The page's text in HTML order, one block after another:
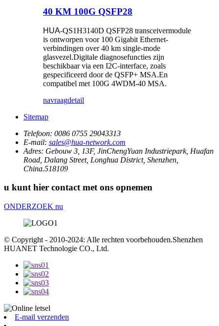
40 KM 100G QSFP28
HUA-QS1H3140D QSFP28 transceivermodule
is ontworpen voor 100 Gigabit Ethernet-
verbindingen over 40 km single-mode
glasvezel.Digitale diagnosefuncties zijn
beschikbaar via een I2C-interface, zoals
gespecificeerd door de QSFP+ MSA.En
compatibel met 100G 4WDM-40 MSA.
navraagdetail
Sitemap
Telefoon: 0086 0755 29043313
E-mail: sales@hua-network.com
Adres: Gebouw 3, 13F, JinChengYuan Industriepark, Huafan
Road, Dalang Street, Longhua District, Shenzhen,
China.518109
u kunt hier contact met ons opnemen
ONDERZOEK nu
© Copyright - 2010-2024: Alle rechten voorbehouden.Shenzhen
HUANET Technologie CO., Ltd.
E-mail verzenden